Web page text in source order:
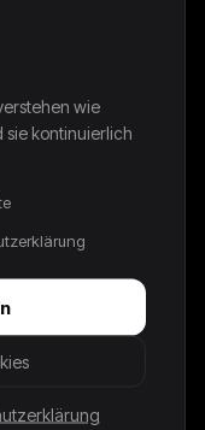
Coach Y2K
wie
sie kontinuierlich